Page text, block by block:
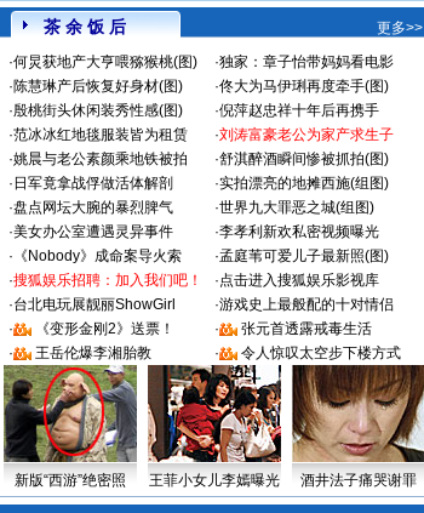
茶 余 饭 后
更多>>
·何炅获地产大亨喂猕猴桃(图) ·独家：章子怡带妈妈看电影
·陈慧琳产后恢复好身材(图) ·佟大为马伊琍再度牵手(图)
·殷桃街头休闲装秀性感(图) ·倪萍赵忠祥十年后再携手
·范冰冰红地毯服装皆为租赁 ·刘涛富豪老公为家产求生子
·姚晨与老公素颜乘地铁被拍 ·舒淇醉酒瞬间惨被抓拍(图)
· 日军竟拿战俘做活体解剖 ·实拍漂亮的地摊西施(组图)
·盘点网坛大腕的暴烈脾气 ·世界九大罪恶之城(组图)
·美女办公室遭遇灵异事件 ·李孝利新欢私密视频曝光
· 《Nobody》成命案导火索 ·孟庭苇可爱儿子最新照(图)
·搜狐娱乐招聘：加入我们吧！ ·点击进入搜狐娱乐影视库
·台北电玩展靓丽ShowGirl ·游戏史上最般配的十对情侣
·
《变形金刚2》送票！ ·
张元首透露戒毒生活
·
王岳伦爆李湘胎教 · 令人惊叹太空步下楼方式
新版“西游”绝密照 王菲小女儿李嫣曝光 酒井法子痛哭谢罪